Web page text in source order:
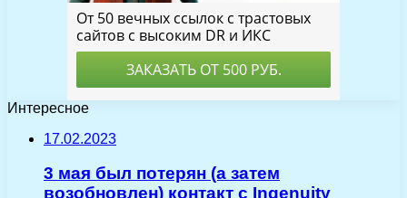
Интересное
17.02.2023
3 мая был потерян (а затем
возобновлен) контакт с Ingenuity